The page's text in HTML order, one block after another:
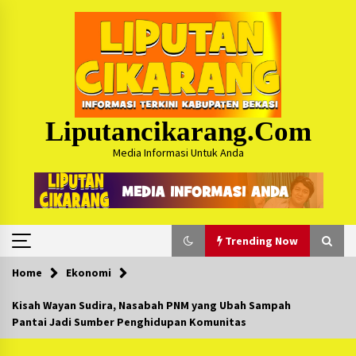
Liputancikarang.com
Media Informasi Untuk Anda
Trending Now
Trending Now
Posko Mudik Kosmi Jurpala 2026 Hadirkan
Home Ekonomi
Kisah Wayan Sudira, Nasabah PNM yang Ubah Sampah
Pantai Jadi Sumber Penghidupan Komunitas